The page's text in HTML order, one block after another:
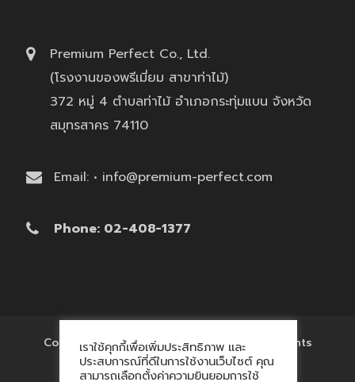
Premium Perfect Co., Ltd.
(โรงงานของพรีเมี่ยม สาขาท่าไม้)
372 หมู่ 4 ตำบลท่าไม้ อำเภอกระทุ่มแบน จังหวัด
สมุทรสาคร 74110
Email: • info@premium-perfect.com
Phone: 02-408-1377
Copyright © 2017 'โรงงานของพรีเมี่ยม' All Rights
Reserved.
เราใช้คุกกี้เพื่อเพิ่มประสิทธิภาพ และ
ประสบการณ์ที่ดีในการใช้งานเว็บไซต์ คุณ
สามารถเลือกตั้งค่าความยินยอมการใช้